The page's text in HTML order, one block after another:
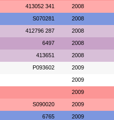
413052 341 2008
S070281 2008
412796 287 2008
6497 2008
413651 2008
P093602 2009
2009
2009
S090020 2009
6765 2009